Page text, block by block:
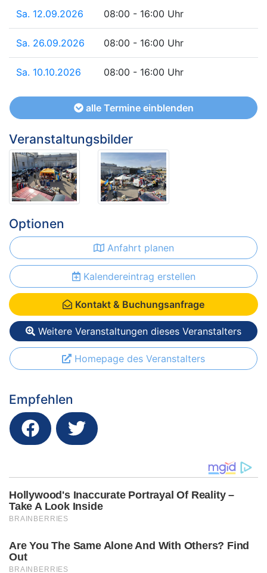
Sa. 12.09.2026 08:00 - 16:00 Uhr
Sa. 26.09.2026 08:00 - 16:00 Uhr
Sa. 10.10.2026 08:00 - 16:00 Uhr
alle Termine einblenden
Veranstaltungsbilder
Optionen
Anfahrt planen
Kalendereintrag erstellen
Kontakt & Buchungsanfrage
Weitere Veranstaltungen dieses Veranstalters
Homepage des Veranstalters
Empfehlen